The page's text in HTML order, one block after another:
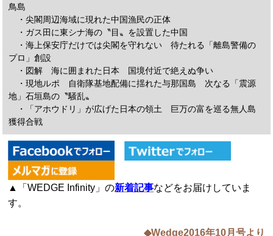
鳥島
・尖閣周辺海域に現れた中国漁民の正体
・ガス田に東シナ海の〝目〟を設置した中国
・海上保安庁だけでは尖閣を守れない 待たれる「離島警備の
プロ」創設
・図解 海に囲まれた日本 国境付近で絶えぬ争い
・現地ルポ 自衛隊基地配備に揺れた与那国島 次なる「震源
地」石垣島の〝騒乱〟
・「アホウドリ」が広げた日本の領土 巨万の富を巡る無人島
獲得合戦
▲「WEDGE Infinity」の新着記事などをお届けしていま
す。
◆Wedge2016年10月号より